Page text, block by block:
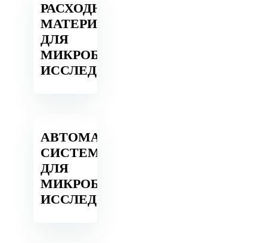
РАСХОДНЫЕ
МАТЕРИАЛЫ
ДЛЯ
МИКРОБИОЛОГИЧЕСКИХ
ИССЛЕДОВАНИЙ
АВТОМАТИЗИРОВАННЫЕ
СИСТЕМЫ
ДЛЯ
МИКРОБИОЛОГИЧЕСКИХ
ИССЛЕДОВАНИЙ